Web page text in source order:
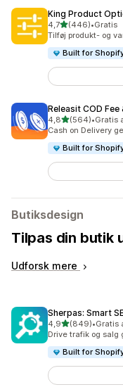
King Product
4,7ud af 5 stjerner
(446)
446 anmeldelser i
•Gratis
Tilføj produkt- og
Built for
Releasit COD Fee
4,8ud af 5 stjerner
(564)
564 anmeldelser i
•Gratis
Cash on Delivery
Built for
Butiksdesign
Tilpas din butik
Udforsk mere
Sherpas: Smart
4,9ud af 5 stjerner
(849)
849 anmeldelser i
•Gratis
Drive trafik og salg
Built for